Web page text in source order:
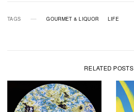
TAGS GOURMET & LIQUOR LIFE
RELATED POSTS